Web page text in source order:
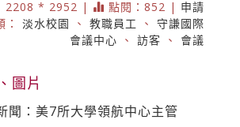
2208 * 2952 | 點閱：852 | 申請
： 淡水校園 、 教職員工 、 守謙國際
會議中心 、 訪客 、 會議
圖片
聞：美7所大學領航中心主管